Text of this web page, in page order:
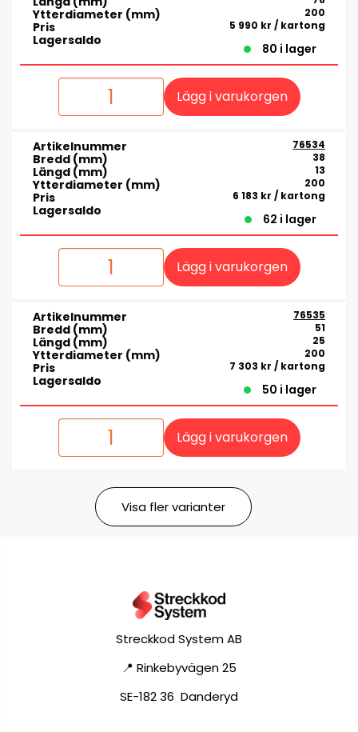
Ytterdiameter (mm) 200
Pris 5 990 kr / kartong
Lagersaldo
80 i lager
Lägg i varukorgen
Artikelnummer 76534
Bredd (mm) 38
Längd (mm) 13
Ytterdiameter (mm) 200
Pris 6 183 kr / kartong
Lagersaldo
62 i lager
Lägg i varukorgen
Artikelnummer 76535
Bredd (mm) 51
Längd (mm) 25
Ytterdiameter (mm) 200
Pris 7 303 kr / kartong
Lagersaldo
50 i lager
Lägg i varukorgen
Visa fler varianter
Streckkod System AB
📍 Rinkebyvägen 25
SE-182 36 Danderyd